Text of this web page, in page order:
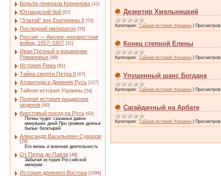
Борьба генерала Корнилова [41]
Ютландский бой [87]
“Златой” век Екатерины II [53]
Последний император [55]
Россия — Англия: неизвестная
война, 1857–1907 [31]
Иван Грозный и воцарение
Романовых [89]
История Рима [81]
Тайна смерти Петра II [67]
Атлантида и Древняя Русь [127]
Тайная история Украины [54]
Полная история рыцарских
орденов [40]
Крестовый поход на Русь [62]
Полны чудес сказанья давно
минувших дней Про громкие деянья
былых богатырей
Александр Васильевич Суворов
[29]
Его жизнь и военная деятельность
От Петра до Павла [48]
Забытая история Российской
империи
История древнего Востока [1096]
Дезертир Хмельницкий
Категория: Тайная история Украины
Конец степной Елены
Категория: Тайная история Украины
Упущенный шанс Богдана
Категория: Тайная история Украины
Сагайдачный на Арбате
Категория: Тайная история Украины